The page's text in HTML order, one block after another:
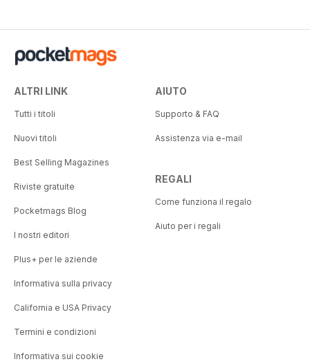
ALTRI LINK
Tutti i titoli
Nuovi titoli
Best Selling Magazines
Riviste gratuite
Pocketmags Blog
I nostri editori
Plus+ per le aziende
Informativa sulla privacy
California e USA Privacy
Termini e condizioni
Informativa sui cookie
AIUTO
Supporto & FAQ
Assistenza via e-mail
REGALI
Come funziona il regalo
Aiuto per i regali